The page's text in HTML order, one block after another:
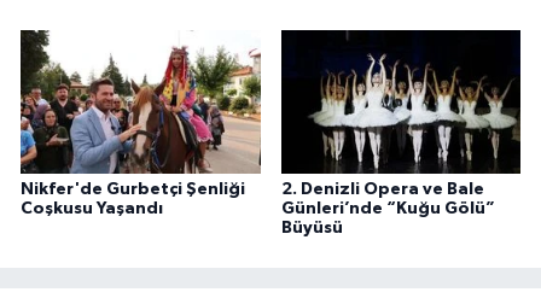
Nikfer'de Gurbetçi Şenliği
Coşkusu Yaşandı
2. Denizli Opera ve Bale
Günleri’nde “Kuğu Gölü”
Büyüsü